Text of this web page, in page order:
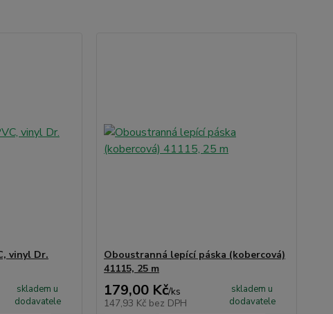
vinyl Dr.
skladem u
dodavatele
Oboustranná lepící páska (kobercová)
41115, 25 m
179,00 Kč/ks
147,93 Kč bez DPH
skladem u
dodavatele